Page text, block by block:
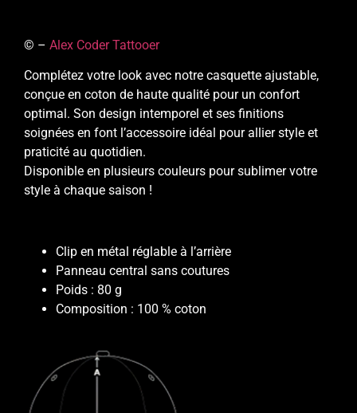
© – Alex Coder Tattooer
Complétez votre look avec notre casquette ajustable,
conçue en coton de haute qualité pour un confort
optimal. Son design intemporel et ses finitions
soignées en font l’accessoire idéal pour allier style et
praticité au quotidien.
Disponible en plusieurs couleurs pour sublimer votre
style à chaque saison !
Clip en métal réglable à l’arrière
Panneau central sans coutures
Poids : 80 g
Composition : 100 % coton